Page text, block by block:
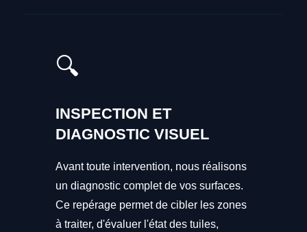
🔍
INSPECTION ET
DIAGNOSTIC VISUEL
Avant toute intervention, nous réalisons
un diagnostic complet de vos surfaces.
Ce repérage permet de cibler les zones
à traiter, d'évaluer l'état des tuiles,